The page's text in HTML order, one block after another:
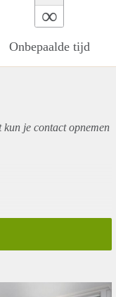
∞
Onbepaalde tijd
je contact opnemen